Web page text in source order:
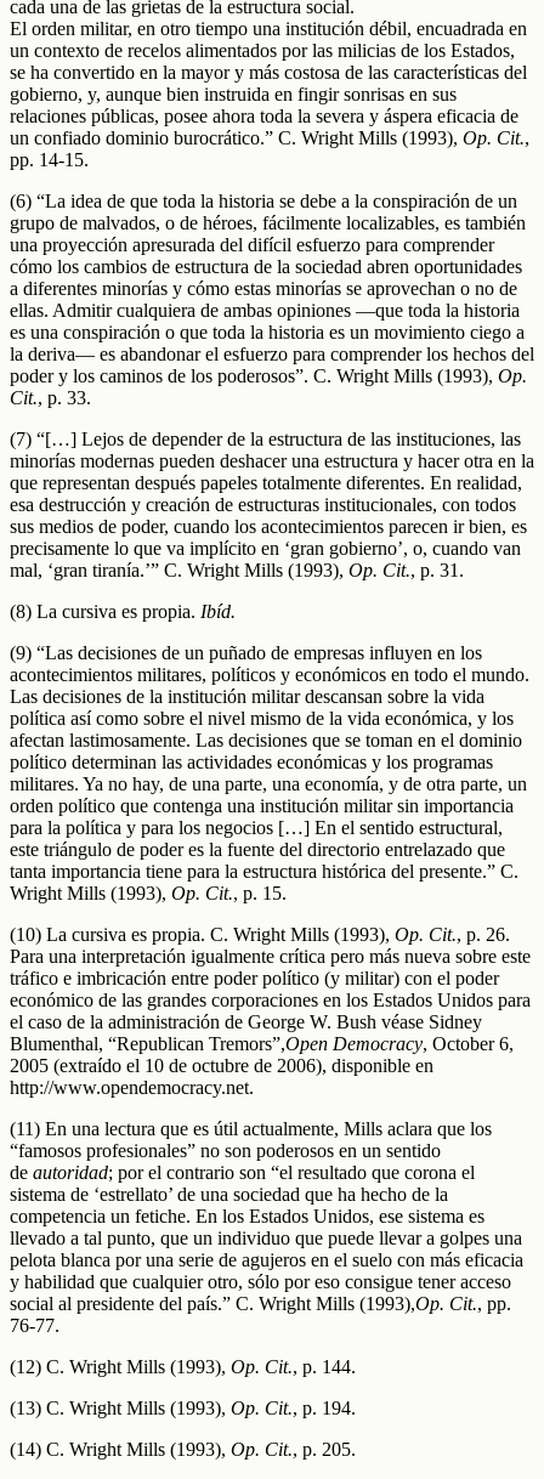
cada una de las grietas de la estructura social.
El orden militar, en otro tiempo una institución débil, encuadrada en
un contexto de recelos alimentados por las milicias de los Estados,
se ha convertido en la mayor y más costosa de las características del
gobierno, y, aunque bien instruida en fingir sonrisas en sus
relaciones públicas, posee ahora toda la severa y áspera eficacia de
un confiado dominio burocrático.” C. Wright Mills (1993), Op. Cit.,
pp. 14-15.
(6) “La idea de que toda la historia se debe a la conspiración de un
grupo de malvados, o de héroes, fácilmente localizables, es también
una proyección apresurada del difícil esfuerzo para comprender
cómo los cambios de estructura de la sociedad abren oportunidades
a diferentes minorías y cómo estas minorías se aprovechan o no de
ellas. Admitir cualquiera de ambas opiniones —que toda la historia
es una conspiración o que toda la historia es un movimiento ciego a
la deriva— es abandonar el esfuerzo para comprender los hechos del
poder y los caminos de los poderosos”. C. Wright Mills (1993), Op.
Cit., p. 33.
(7) “[…] Lejos de depender de la estructura de las instituciones, las
minorías modernas pueden deshacer una estructura y hacer otra en la
que representan después papeles totalmente diferentes. En realidad,
esa destrucción y creación de estructuras institucionales, con todos
sus medios de poder, cuando los acontecimientos parecen ir bien, es
precisamente lo que va implícito en ‘gran gobierno’, o, cuando van
mal, ‘gran tiranía.’” C. Wright Mills (1993), Op. Cit., p. 31.
(8) La cursiva es propia. Ibíd.
(9) “Las decisiones de un puñado de empresas influyen en los
acontecimientos militares, políticos y económicos en todo el mundo.
Las decisiones de la institución militar descansan sobre la vida
política así como sobre el nivel mismo de la vida económica, y los
afectan lastimosamente. Las decisiones que se toman en el dominio
político determinan las actividades económicas y los programas
militares. Ya no hay, de una parte, una economía, y de otra parte, un
orden político que contenga una institución militar sin importancia
para la política y para los negocios […] En el sentido estructural,
este triángulo de poder es la fuente del directorio entrelazado que
tanta importancia tiene para la estructura histórica del presente.” C.
Wright Mills (1993), Op. Cit., p. 15.
(10) La cursiva es propia. C. Wright Mills (1993), Op. Cit., p. 26.
Para una interpretación igualmente crítica pero más nueva sobre este
tráfico e imbricación entre poder político (y militar) con el poder
económico de las grandes corporaciones en los Estados Unidos para
el caso de la administración de George W. Bush véase Sidney
Blumenthal, “Republican Tremors”,Open Democracy, October 6,
2005 (extraído el 10 de octubre de 2006), disponible en
http://www.opendemocracy.net.
(11) En una lectura que es útil actualmente, Mills aclara que los
“famosos profesionales” no son poderosos en un sentido
de autoridad; por el contrario son “el resultado que corona el
sistema de ‘estrellato’ de una sociedad que ha hecho de la
competencia un fetiche. En los Estados Unidos, ese sistema es
llevado a tal punto, que un individuo que puede llevar a golpes una
pelota blanca por una serie de agujeros en el suelo con más eficacia
y habilidad que cualquier otro, sólo por eso consigue tener acceso
social al presidente del país.” C. Wright Mills (1993),Op. Cit., pp.
76-77.
(12) C. Wright Mills (1993), Op. Cit., p. 144.
(13) C. Wright Mills (1993), Op. Cit., p. 194.
(14) C. Wright Mills (1993), Op. Cit., p. 205.